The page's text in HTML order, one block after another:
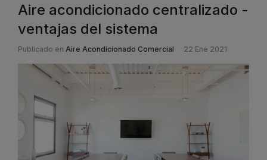
Aire acondicionado centralizado -
ventajas del sistema
Publicado en Aire Acondicionado Comercial 22 Ene 2021